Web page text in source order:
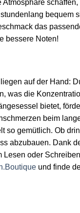
bequem
das
bessere Noten!
auf der Hand:
was die
bietet,
beim
so gemütlich. Ob
abzubauen. Dank
oder
und finde